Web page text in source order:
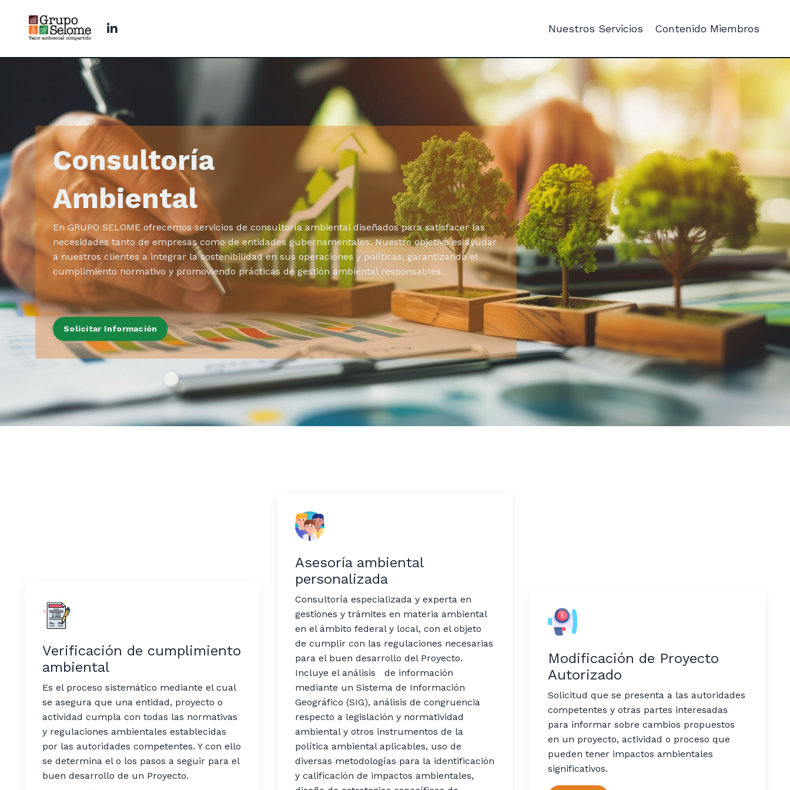
Nuestros Servicios Contenido Miembros
Consultoría
Ambiental
En GRUPO SELOME ofrecemos servicios de consultoría ambiental diseñados para satisfacer las
necesidades tanto de empresas como de entidades gubernamentales. Nuestro objetivo es ayudar
a nuestros clientes a integrar la sostenibilidad en sus operaciones y políticas, garantizando el
cumplimiento normativo y promoviendo prácticas de gestión ambiental responsables.
Solicitar Información
Verificación de cumplimiento
ambiental
Es el proceso sistemático mediante el cual
se asegura que una entidad, proyecto o
actividad cumpla con todas las normativas
y regulaciones ambientales establecidas
por las autoridades competentes.​ Y con ello
se determina el o los pasos a seguir para el
buen desarrollo de un Proyecto.
Asesoría ambiental
personalizada
Consultoría especializada y experta en
gestiones y trámites en materia ambiental
en el ámbito federal y local, con el objeto
de cumplir con las regulaciones necesarias
para el buen desarrollo del Proyecto.
Incluye el análisis de información
mediante un Sistema de Información
Geográfico (SIG), análisis de congruencia
respecto a legislación y normatividad
ambiental y otros instrumentos de la
política ambiental aplicables, uso de
diversas metodologías para la identificación
y calificación de impactos ambientales,
Modificación de Proyecto
Autorizado
Solicitud que se presenta a las autoridades
competentes y otras partes interesadas
para informar sobre cambios propuestos
en un proyecto, actividad o proceso que
pueden tener impactos ambientales
significativos.​